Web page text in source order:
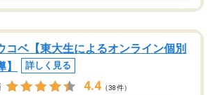
コベ【東大生によるオンライン個別
詳しく見る
4.4 （38件）